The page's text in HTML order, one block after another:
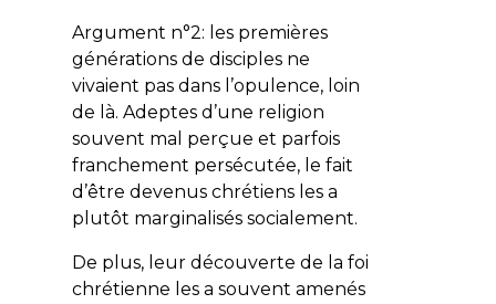
Argument n°2: les premières
générations de disciples ne
vivaient pas dans l’opulence, loin
de là. Adeptes d’une religion
souvent mal perçue et parfois
franchement persécutée, le fait
d’être devenus chrétiens les a
plutôt marginalisés socialement.
De plus, leur découverte de la foi
chrétienne les a souvent amenés